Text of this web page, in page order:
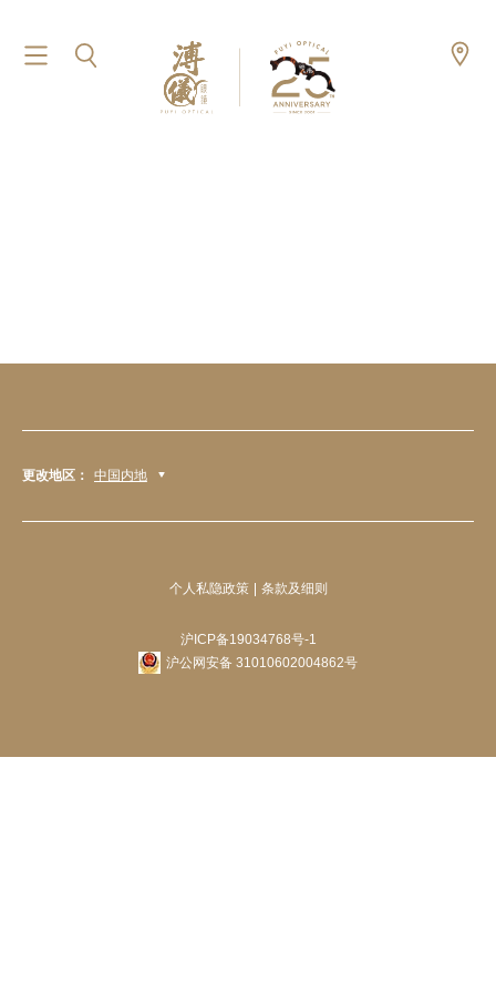
更改地区： 中国内地
个人私隐政策 条款及细则
沪ICP备19034768号-1
沪公网安备 31010602004862号